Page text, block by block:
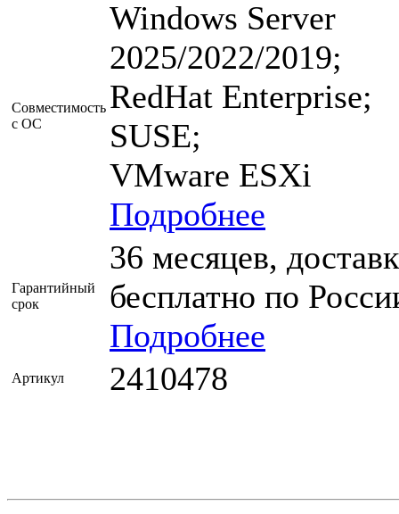
Совместимость
с ОС
Windows Server
2025/2022/2019;
RedHat Enterprise;
SUSE;
VMware ESXi
Подробнее
Гарантийный
срок
36 месяцев,
бесплатно по
Подробнее
Артикул 2410478